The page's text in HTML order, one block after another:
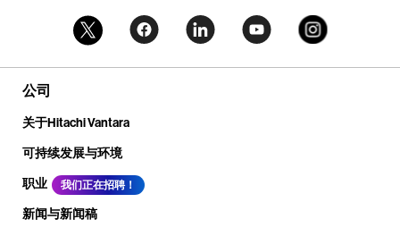
公司
关于Hitachi Vantara
可持续发展与环境
职业
我们正在招聘！
新闻与新闻稿